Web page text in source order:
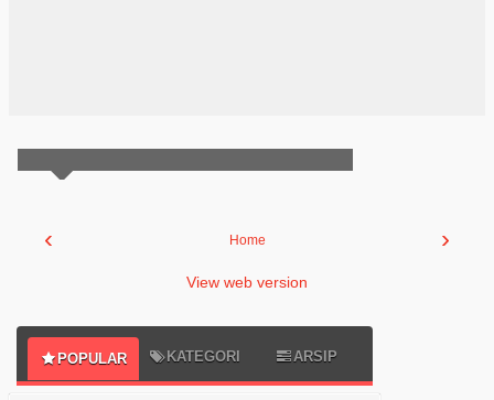
‹ ›
Home
View web version
POPULAR KATEGORI ARSIP